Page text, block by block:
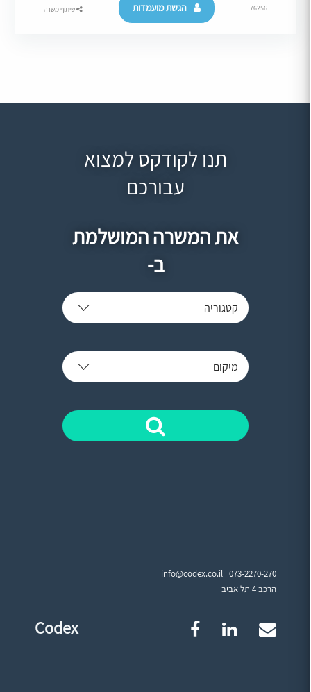
76256 הגשת מועמדות שיתוף משרה
תנו לקודקס למצוא
עבורכם
את המשרה המושלמת
ב-
קטגוריה
מיקום
info@codex.co.il |073-2270-270
הרכב 4 תל אביב
Codex